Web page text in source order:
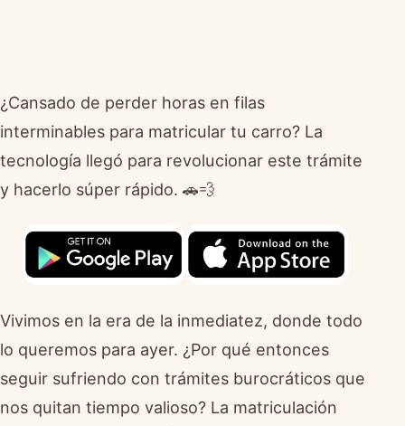
¿Cansado de perder horas en filas
interminables para matricular tu carro? La
tecnología llegó para revolucionar este trámite
y hacerlo súper rápido. 🚗💨
Vivimos en la era de la inmediatez, donde todo
lo queremos para ayer. ¿Por qué entonces
seguir sufriendo con trámites burocráticos que
nos quitan tiempo valioso? La matriculación